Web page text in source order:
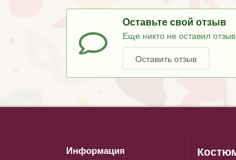
Оставьте свой отзыв
Еще никто не оставил
Оставить отзыв
Информация